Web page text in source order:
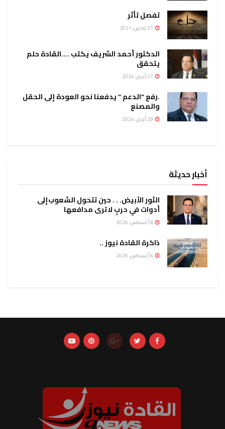
تفصل تأثر
الدكتور أحمد الشريف يكتب ….القادة حلم
يتحقق
.رفع “الدعم ” يدفعنا نحو العودة إلى الحقل
والمصنع
أخبار حديثة
الثور الأبيض. . . حين تتحول الشعوب إلى
أدوات في حربٍ لا ترى مدافعها
ذاكرة القادة نيوز ..